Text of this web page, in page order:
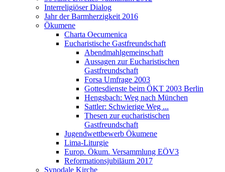
Interreligiöser Dialog
Jahr der Barmherzigkeit 2016
Ökumene
Charta Oecumenica
Eucharistische Gastfreundschaft
Abendmahlgemeinschaft
Aussagen zur Eucharistischen
Gastfreundschaft
Forsa Umfrage 2003
Gottesdienste beim ÖKT 2003 Berlin
Hengsbach: Weg nach München
Sattler: Schwierige Weg ...
Thesen zur eucharistischen
Gastfreundschaft
Jugendwettbewerb Ökumene
Lima-Liturgie
Europ. Ökum. Versammlung EÖV3
Reformationsjubiläum 2017
Synodale Kirche